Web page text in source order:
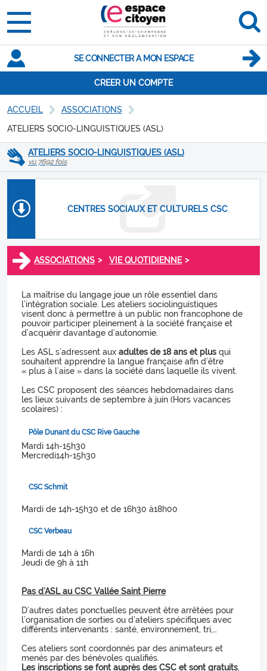
SE CONNECTER A MON ESPACE
CREER UN COMPTE
ACCUEIL
ASSOCIATIONS
ATELIERS SOCIO-LINGUISTIQUES (ASL)
ATELIERS SOCIO-LINGUISTIQUES (ASL)
vu 7692 fois
CENTRES SOCIAUX ET CULTURELS CSC
ASSOCIATIONS > VIE QUOTIDIENNE >
La maîtrise du langage joue un rôle essentiel dans
l’intégration sociale. Les ateliers sociolinguistiques
visent donc à permettre à un public non francophone de
pouvoir participer pleinement à la société française et
d’acquérir davantage d’autonomie.
Les ASL s’adressent aux adultes de 18 ans et plus qui
souhaitent apprendre la langue française afin d’être
« plus à l’aise » dans la société dans laquelle ils vivent.
Les CSC proposent des séances hebdomadaires dans
les lieux suivants de septembre à juin (Hors vacances
scolaires) :
Pôle Dunant du CSC Rive Gauche
Mardi 14h-15h30
Mercredi14h-15h30
CSC Schmit
Mardi de 14h-15h30 et de 16h30 à18h00
CSC Verbeau
Mardi de 14h à 16h
Jeudi de 9h à 11h
Pas d’ASL au CSC Vallée Saint Pierre
D’autres dates ponctuelles peuvent être arrêtées pour
l’organisation de sorties ou d’ateliers spécifiques avec
différents intervenants : santé, environnement, tri,…
Ces ateliers sont coordonnés par des animateurs et
menés par des bénévoles qualifiés.
Les inscriptions se font auprès des CSC et sont gratuits,